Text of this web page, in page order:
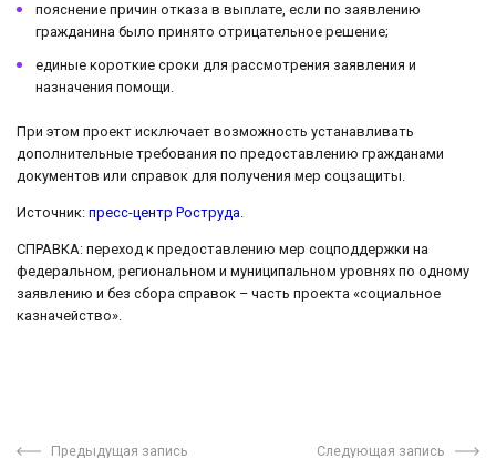
пояснение причин отказа в выплате, если по заявлению
гражданина было принято отрицательное решение;
единые короткие сроки для рассмотрения заявления и
назначения помощи.
При этом проект исключает возможность устанавливать
дополнительные требования по предоставлению гражданами
документов или справок для получения мер соцзащиты.
Источник: пресс-центр Роструда
СПРАВКА: переход к предоставлению мер соцподдержки на
федеральном, региональном и муниципальном уровнях по одному
заявлению и без сбора справок – часть проекта «социальное
казначейство».
Предыдущая запись Следующая запись